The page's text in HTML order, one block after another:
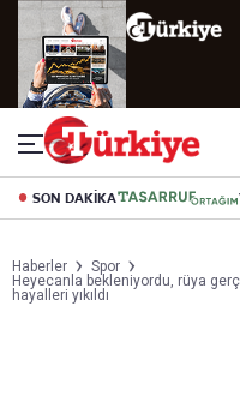
SON DAKİKA
Haberler
Spor
Heyecanla bekleniyordu, rüya
hayalleri yıkıldı